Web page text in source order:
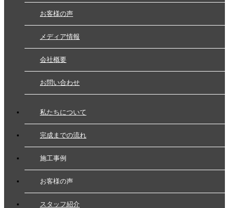
お客様の声
メディア情報
会社概要
お問い合わせ
私たちについて
完成までの流れ
施工事例
お客様の声
スタッフ紹介